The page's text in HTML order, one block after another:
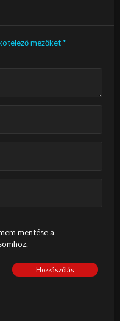
mezőket*
mentése a
Hozzászólás